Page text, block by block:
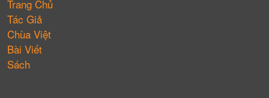
Trang Chủ
Tác Giả
Chùa Việt
Bài Viết
Sách